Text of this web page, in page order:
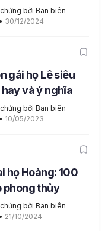
bởi Ban biên
• 30/12/2024
gái họ Lê siêu
và ý nghĩa
bởi Ban biên
• 10/05/2023
họ Hoàng: 100
phong thủy
bởi Ban biên
• 21/10/2024